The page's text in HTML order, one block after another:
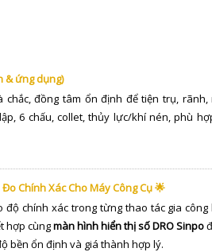
& ứng dụng)
đồng tâm ổn định để tiện trụ, rãnh,
6 chấu, collet, thủy lực/khí nén, phù
Chính Xác Cho Máy Công Cụ 🌟
độ chính xác trong từng thao tác gia
hợp cùngmàn hình hiển thị số DRO Sinpo
bền ổn định và giá thành hợp lý.